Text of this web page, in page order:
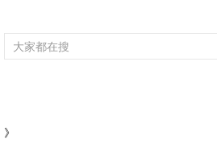
電影